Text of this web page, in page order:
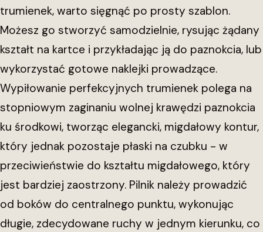
trumienek, warto sięgnąć po prosty szablon.
Możesz go stworzyć samodzielnie, rysując żądany
kształt na kartce i przykładając ją do paznokcia, lub
wykorzystać gotowe naklejki prowadzące.
Wypiłowanie perfekcyjnych trumienek polega na
stopniowym zaginaniu wolnej krawędzi paznokcia
ku środkowi, tworząc elegancki, migdałowy kontur,
który jednak pozostaje płaski na czubku - w
przeciwieństwie do kształtu migdałowego, który
jest bardziej zaostrzony. Pilnik należy prowadzić
od boków do centralnego punktu, wykonując
długie, zdecydowane ruchy w jednym kierunku, co